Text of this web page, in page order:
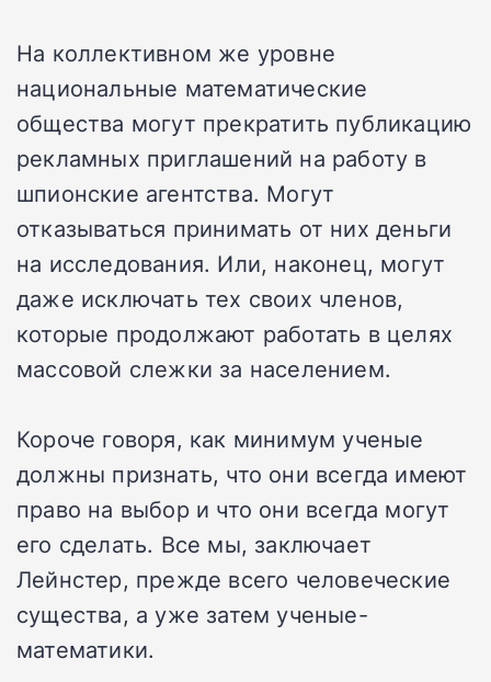
На коллективном же уровне
национальные математические
общества могут прекратить публикацию
рекламных приглашений на работу в
шпионские агентства. Могут
отказываться принимать от них деньги
на исследования. Или, наконец, могут
даже исключать тех своих членов,
которые продолжают работать в целях
массовой слежки за населением.
Короче говоря, как минимум ученые
должны признать, что они всегда имеют
право на выбор и что они всегда могут
его сделать. Все мы, заключает
Лейнстер, прежде всего человеческие
существа, а уже затем ученые-
математики.